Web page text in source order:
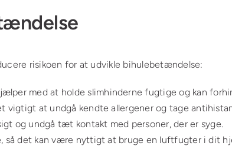
risikoen for at udvikle bihulebetændelse:
med at holde slimhinderne fugtige og kan
vigtigt at undgå kendte allergener og tage
og undgå tæt kontakt med personer, der er syge.
så det kan være nyttigt at bruge en luftfugter i dit